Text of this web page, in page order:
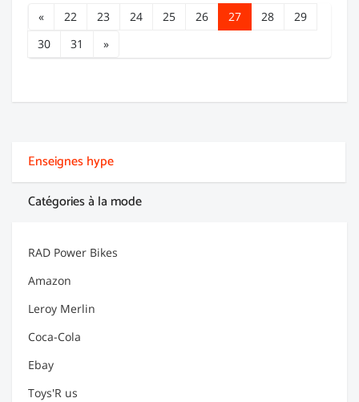
« 22 23 24 25 26 27 28
29
30
31 »
Enseignes hype
Catégories à la mode
RAD Power Bikes
Amazon
Leroy Merlin
Coca-Cola
Ebay
Toys'R us